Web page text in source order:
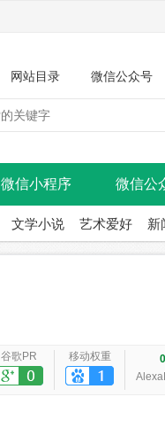
网站目录 微信公众号
微信小程序 微信公
文学小说 艺术爱好 新
谷歌PR 移动权重
0